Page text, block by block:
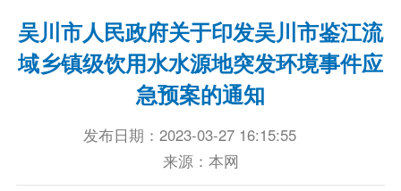
吴川市人民政府关于印发吴川市鉴江流
域乡镇级饮用水水源地突发环境事件应
急预案的通知
发布日期：2023-03-27 16:15:55
来源：本网